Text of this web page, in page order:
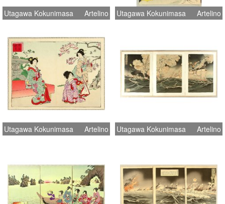
Utagawa Kokunimasa Artelino Utagawa Kokunimasa Artelino
Utagawa Kokunimasa Artelino Utagawa Kokunimasa Artelino